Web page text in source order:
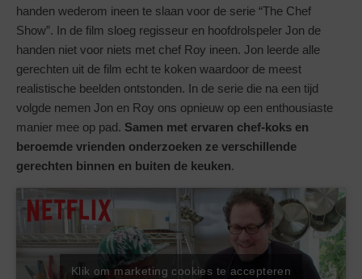
handen wederom ineen te slaan voor de serie “The Chef
Show”. In de film sloeg regisseur en hoofdrolspeler Jon de
handen niet voor niets met chef Roy ineen. Jon leerde alle
gerechten uit de film echt te koken waardoor de meest
realistische beelden ontstonden. In de serie die na een tijd
volgde nemen Jon en Roy ons opnieuw op een enthousiaste
manier mee op pad. Samen met ervaren chef-koks en
beroemde vrienden onderzoeken ze verschillende
gerechten binnen en buiten de keuken.
Klik om marketing cookies te accepteren